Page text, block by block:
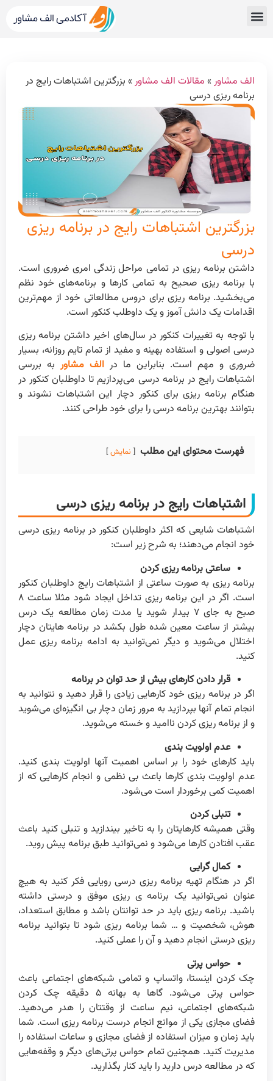
الف مشاور » مقالات الف مشاور » بزرگترین اشتباهات رایج در
برنامه ریزی درسی
بزرگترین اشتباهات رایج در برنامه ریزی
درسی
داشتن برنامه ریزی در تمامی مراحل زندگی امری ضروری است.
با برنامه ریزی صحیح به تمامی کارها و برنامه‌های خود نظم
می‌بخشید. برنامه ریزی برای دروس مطالعاتی خود از مهم‌ترین
اقدامات یک دانش آموز و یک داوطلب کنکور است.
با توجه به تغییرات کنکور در سال‌های اخیر داشتن برنامه ریزی
درسی اصولی و استفاده بهینه و مفید از تمام تایم روزانه، بسیار
ضروری و مهم است. بنابراین ما در الف مشاور به بررسی
اشتباهات رایج در برنامه درسی می‌پردازیم تا داوطلبان کنکور در
هنگام برنامه ریزی برای کنکور دچار این اشتباهات نشوند و
بتوانند بهترین برنامه درسی را برای خود طراحی کنند.
فهرست محتوای این مطلب نمایش
اشتباهات رایج در برنامه ریزی درسی
اشتباهات شایعی که اکثر داوطلبان کنکور در برنامه ریزی درسی
خود انجام می‌دهند؛ به شرح زیر است:
ساعتی برنامه ریزی کردن
برنامه ریزی به صورت ساعتی از اشتباهات رایج داوطلبان کنکور
است. اگر در این برنامه ریزی تداخل ایجاد شود مثلا ساعت ۸
صبح به جای ۷ بیدار شوید یا مدت زمان مطالعه یک درس
بیشتر از ساعت معین شده طول بکشد در برنامه هایتان دچار
اختلال می‌شوید و دیگر نمی‌توانید به ادامه برنامه ریزی عمل
کنید.
قرار دادن کارهای بیش از حد توان در برنامه
اگر در برنامه ریزی خود کارهایی زیادی را قرار دهید و نتوانید به
انجام تمام آنها بپردازید به مرور زمان دچار بی انگیزه‌ای می‌شوید
و از برنامه ریزی کردن ناامید و خسته می‌شوید.
عدم اولویت بندی
باید کارهای خود را بر اساس اهمیت آنها اولویت بندی کنید.
عدم اولویت بندی کارها باعث بی نظمی و انجام کارهایی که از
اهمیت کمی برخوردار است می‌شود.
تنبلی کردن
وقتی همیشه کارهایتان را به تاخیر بیندازید و تنبلی کنید باعث
عقب افتادن کارها می‌شود و نمی‌توانید طبق برنامه پیش روید.
کمال گرایی
اگر در هنگام تهیه برنامه ریزی درسی رویایی فکر کنید به هیچ
عنوان نمی‌توانید یک برنامه ی ریزی موفق و درستی داشته
باشید. برنامه ریزی باید در حد توانتان باشد و مطابق استعداد،
هوش، شخصیت و … شما برنامه ریزی شود تا بتوانید برنامه
ریزی درستی انجام دهید و آن را عملی کنید.
حواس پرتی
چک کردن اینستا، واتساپ و تمامی شبکه‌های اجتماعی باعث
حواس پرتی می‌شود. گاها به بهانه ۵ دقیقه چک کردن
شبکه‌های اجتماعی، نیم ساعت از وقتتان را هدر می‌دهید.
فضای مجازی یکی از موانع انجام درست برنامه ریزی است. شما
باید زمان و میزان استفاده از فضای مجازی و ساعات استفاده را
مدیریت کنید. همچنین تمام حواس پرتی‌های دیگر و وقفه‌هایی
که در مطالعه درس دارید را باید کنار بگذارید.